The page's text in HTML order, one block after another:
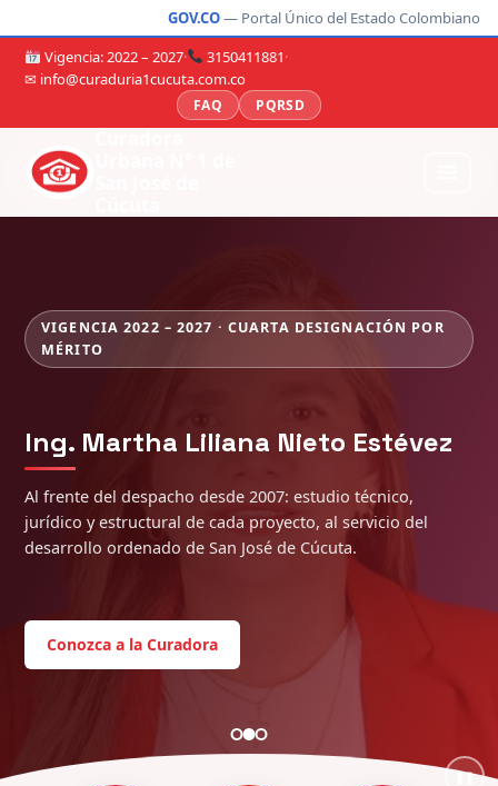
GOV.CO— Portal Único del Estado Colombiano
Vigencia: 2022 – 2027· 3150411881·
✉ info@curaduria1cucuta.com.co
FAQ PQRSD
VIGENCIA 2022 – 2027 · CUARTA DESIGNACIÓN POR
MÉRITO
Ing. Martha Liliana Nieto Estévez
Al frente del despacho desde 2007: estudio técnico,
jurídico y estructural de cada proyecto, al servicio del
desarrollo ordenado de San José de Cúcuta.
Conozca a la Curadora
❚❚